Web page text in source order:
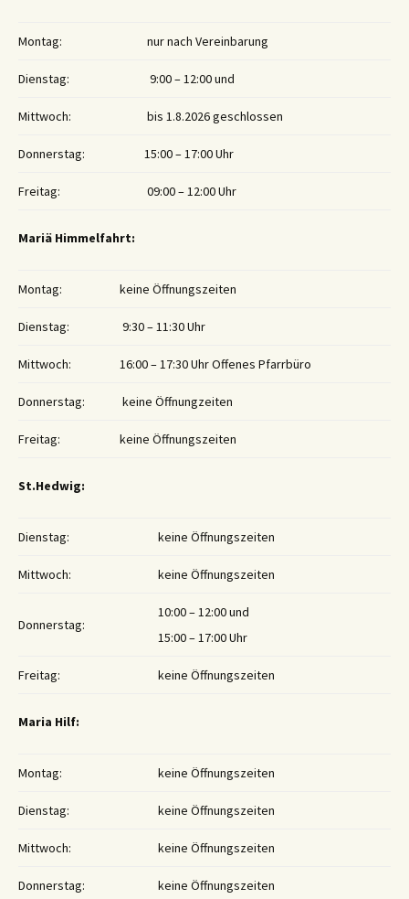
Montag: nur nach Vereinbarung
Dienstag: 9:00 – 12:00 und
Mittwoch: bis 1.8.2026 geschlossen
Donnerstag: 15:00 – 17:00 Uhr
Freitag: 09:00 – 12:00 Uhr
Mariä Himmelfahrt:
Montag: keine Öffnungszeiten
Dienstag: 9:30 – 11:30 Uhr
Mittwoch: 16:00 – 17:30 Uhr Offenes Pfarrbüro
Donnerstag: keine Öffnungzeiten
Freitag: keine Öffnungszeiten
St.Hedwig:
Dienstag: keine Öffnungszeiten
Mittwoch: keine Öffnungszeiten
Donnerstag:
10:00 – 12:00 und
15:00 – 17:00 Uhr
Freitag: keine Öffnungszeiten
Maria Hilf:
Montag: keine Öffnungszeiten
Dienstag: keine Öffnungszeiten
Mittwoch: keine Öffnungszeiten
Donnerstag: keine Öffnungszeiten